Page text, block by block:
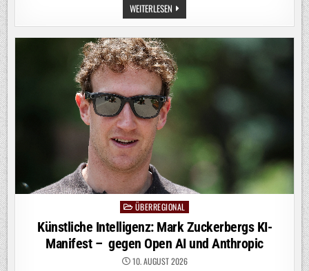
WEITERLESEN UNGARN:
DIESER
RICHTER
SOLL
LAND
WIEDER
VERSÖHNEN
Posted
in
ÜBERREGIONAL
Künstliche Intelligenz: Mark Zuckerbergs KI-
Manifest – gegen Open AI und Anthropic
10. AUGUST 2026